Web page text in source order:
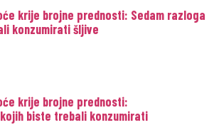
krije brojne prednosti: Sedam razloga
konzumirati šljive
krije brojne prednosti:
biste trebali konzumirati